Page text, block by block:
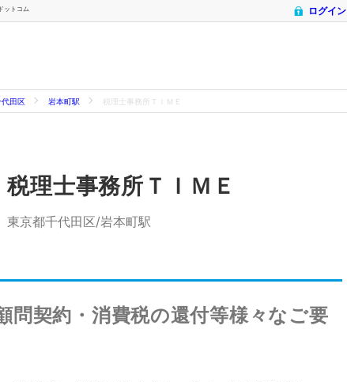
ットコム ログイン
代田区 岩本町駅 税理士事務所ＴＩＭＥ
税理士事務所ＴＩＭＥ
東京都千代田区/岩本町駅
問契約・消費税の還付等様々なご要